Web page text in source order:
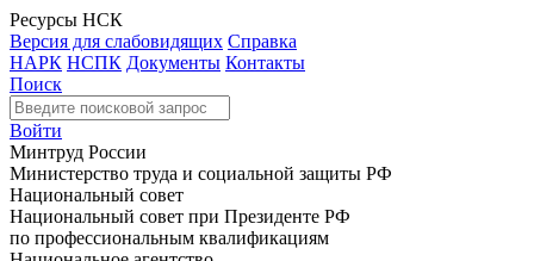
Ресурсы НСК
Версия для слабовидящих Справка
НАРК НСПК Документы Контакты
Поиск
Войти
Минтруд России
Министерство труда и социальной защиты РФ
Национальный совет
Национальный совет при Президенте РФ
по профессиональным квалификациям